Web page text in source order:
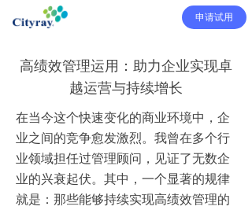
申请试用
高绩效管理运用：助力企业实现卓
越运营与持续增长
在当今这个快速变化的商业环境中，企
业之间的竞争愈发激烈。我曾在多个行
业领域担任过管理顾问，见证了无数企
业的兴衰起伏。其中，一个显著的规律
就是：那些能够持续实现高绩效管理的